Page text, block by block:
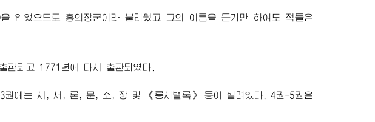
입었으므로 홍의 장군이라 불리웠고 그의 이름을 듣기만 하여도 적들은
판되고 1771년에 다시 출판되였다.
권에는 시, 서, 론, 문, 소, 장 및 《룡사별록》 등이 실려있다. 4권-5권은